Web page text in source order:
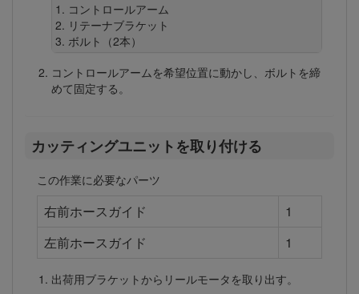
コントロールアーム
リテーナブラケット
ボルト（2本）
コントロールアームを希望位置に動かし、ボルトを締
めて固定する。
カッティングユニットを取り付ける
この作業に必要なパーツ
右前ホースガイド
1
左前ホースガイド
1
出荷用ブラケットからリールモータを取り出す。